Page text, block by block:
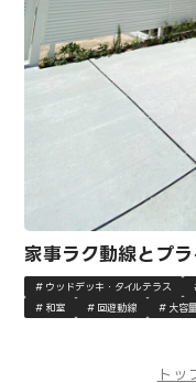
家事ラク動線とプ
ウッドデッキ・タイルテラス
和室
回遊動線 大容
トッ